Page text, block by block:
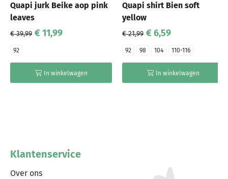
Quapi jurk Beike aop pink
leaves
€ 39,99 € 11,99
92
In winkelwagen
Quapi shirt Bien soft
yellow
€ 21,99 € 6,59
92 98 104 110-116
In winkelwagen
Klantenservice
Over ons